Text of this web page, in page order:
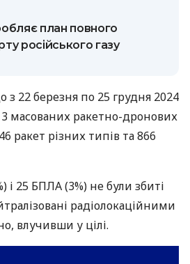
план повного
російського газу
з 22 березня по 25 грудня 2024
масованих ракетно-дронових
ракет різних типів та 866
і 25 БПЛА (3%) не були збиті
радіолокаційними
влучивши у цілі.